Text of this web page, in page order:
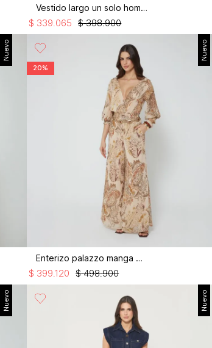
Vestido largo un solo hombro
$ 398.900
$ 339.065
Nuevo Nuevo
20%
Enterizo palazzo manga 3/4
$ 498.900
$ 399.120
Nuevo Nuevo